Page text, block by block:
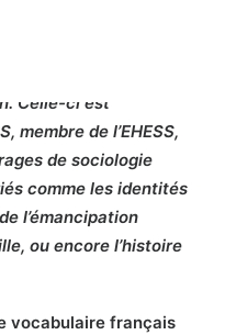
au Cercle de
Celle-ci est
membre de l’EHESS,
de sociologie
comme les identités
l’émancipation
ou encore l’histoire
vocabulaire français